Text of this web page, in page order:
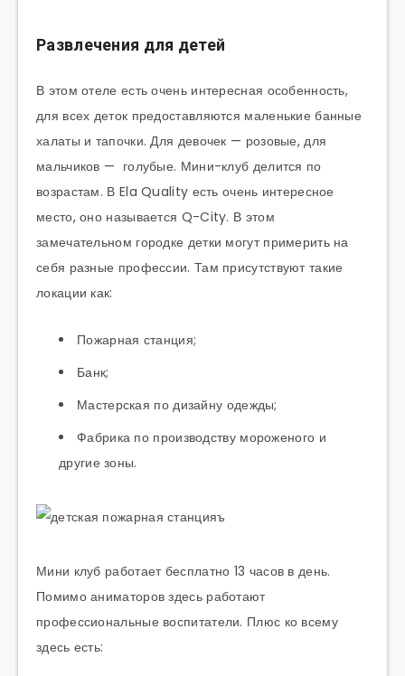
Развлечения для детей
В этом отеле есть очень интересная особенность,
для всех деток предоставляются маленькие банные
халаты и тапочки. Для девочек — розовые, для
мальчиков — голубые. Мини-клуб делится по
возрастам. В Ela Quality есть очень интересное
место, оно называется Q-City. В этом
замечательном городке детки могут примерить на
себя разные профессии. Там присутствуют такие
локации как:
Пожарная станция;
Банк;
Мастерская по дизайну одежды;
Фабрика по производству мороженого и
другие зоны.
Мини клуб работает бесплатно 13 часов в день.
Помимо аниматоров здесь работают
профессиональные воспитатели. Плюс ко всему
здесь есть: